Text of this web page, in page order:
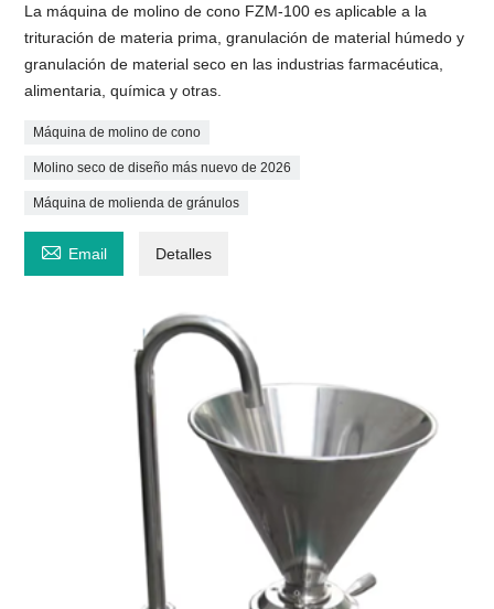
La máquina de molino de cono FZM-100 es aplicable a la
trituración de materia prima, granulación de material húmedo y
granulación de material seco en las industrias farmacéutica,
alimentaria, química y otras.
Máquina de molino de cono
Molino seco de diseño más nuevo de 2026
Máquina de molienda de gránulos
 Email Detalles